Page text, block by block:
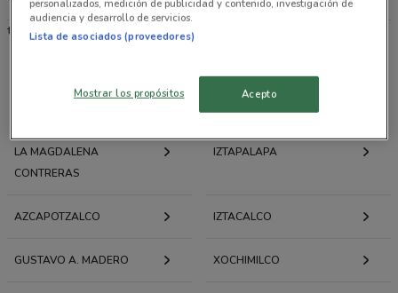
telefonía móvil
Ofertas folletos y catálogos por ciudad a tu
LA MAGDALENA
CONTRERAS
IZTAPALAPA
AZCAPOTZALCO IZTACALCO
GUSTAVO A. MADERO XOCHIMILCO
personalizados, medición de publicidad y contenido, investigación de
audiencia y desarrollo de servicios.
Lista de asociados (proveedores)
Mostrar los propósitos Acepto